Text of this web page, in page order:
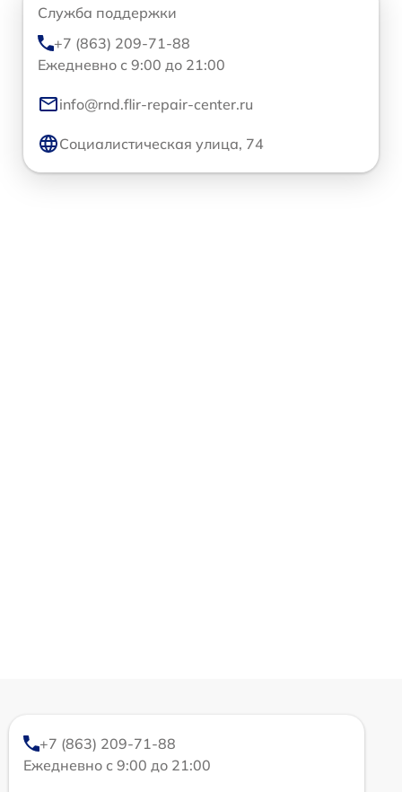
Служба поддержки
+7 (863) 209-71-88
Ежедневно с 9:00 до 21:00
info@rnd.flir-repair-center.ru
Социалистическая улица, 74
+7 (863) 209-71-88
Ежедневно с 9:00 до 21:00